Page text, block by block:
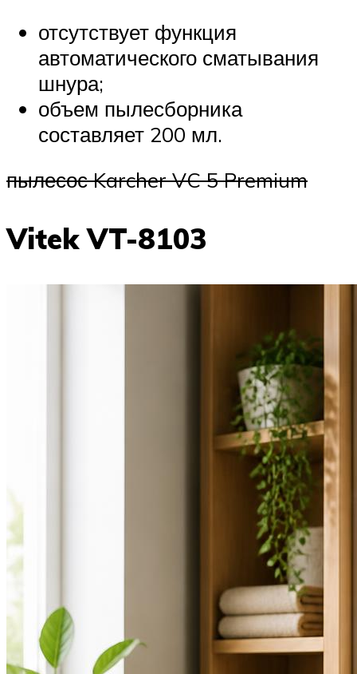
отсутствует функция
автоматического сматывания
шнура;
объем пылесборника
составляет 200 мл.
пылесос Karcher VC 5 Premium
Vitek VT-8103